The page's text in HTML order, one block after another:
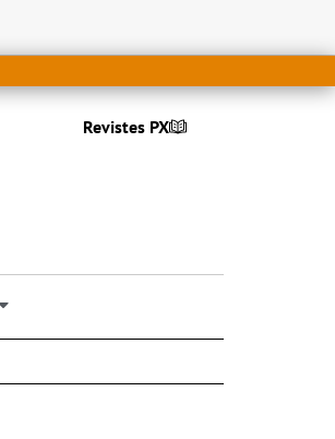
Revistes PX